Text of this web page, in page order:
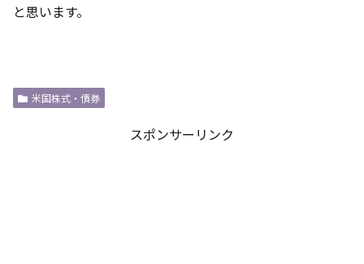
と思います。
米国株式・債券
スポンサーリンク